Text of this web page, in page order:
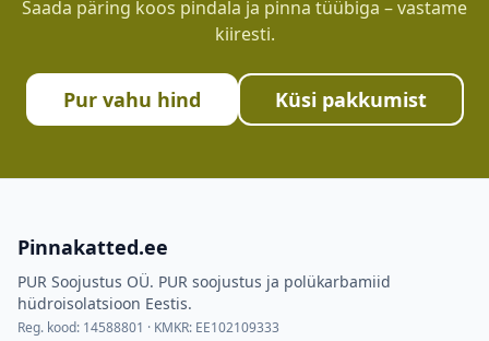
Saada päring koos pindala ja pinna tüübiga – vastame
kiiresti.
Pur vahu hind Küsi pakkumist
Pinnakatted.ee
PUR Soojustus OÜ. PUR soojustus ja polükarbamiid
hüdroisolatsioon Eestis.
Reg. kood: 14588801 · KMKR: EE102109333